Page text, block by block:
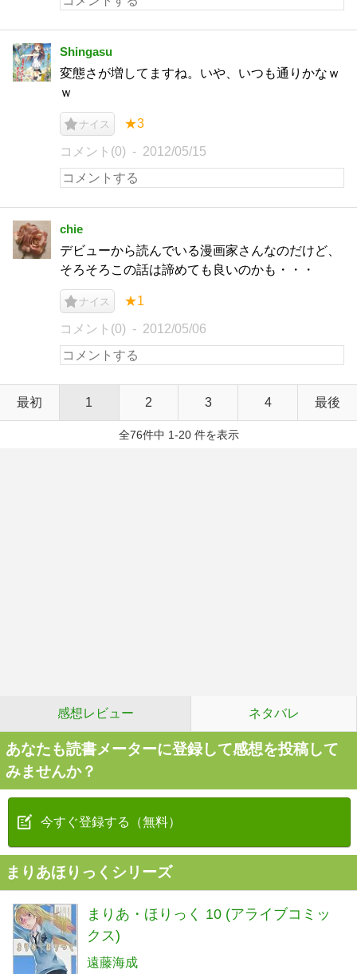
Shingasu
変態さが増してますね。いや、いつも通りかなｗ
ｗ
ナイス ★3
コメント(0) 2012/05/15
chie
デビューから読んでいる漫画家さんなのだけど、
そろそろこの話は諦めても良いのかも・・・
ナイス ★1
コメント(0) 2012/05/06
最初 1 2 3 4 最後
全76件中 1-20 件を表示
感想レビュー ネタバレ
あなたも読書メーターに登録して感想を投稿して
みませんか？
今すぐ登録する（無料）
まりあほりっくシリーズ
まりあ・ほりっく 10 (アライブコミッ
クス)
遠藤海成